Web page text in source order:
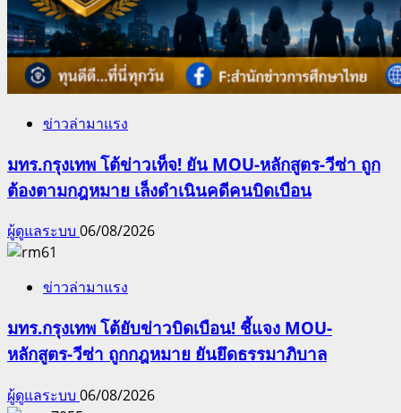
ข่าวล่ามาแรง
มทร.กรุงเทพ โต้ข่าวเท็จ! ยัน MOU-หลักสูตร-วีซ่า ถูก
ต้องตามกฎหมาย เล็งดำเนินคดีคนบิดเบือน
ผู้ดูแลระบบ 06/08/2026
ข่าวล่ามาแรง
มทร.กรุงเทพ โต้ยับข่าวบิดเบือน! ชี้แจง MOU-
หลักสูตร-วีซ่า ถูกกฎหมาย ยันยึดธรรมาภิบาล
ผู้ดูแลระบบ 06/08/2026